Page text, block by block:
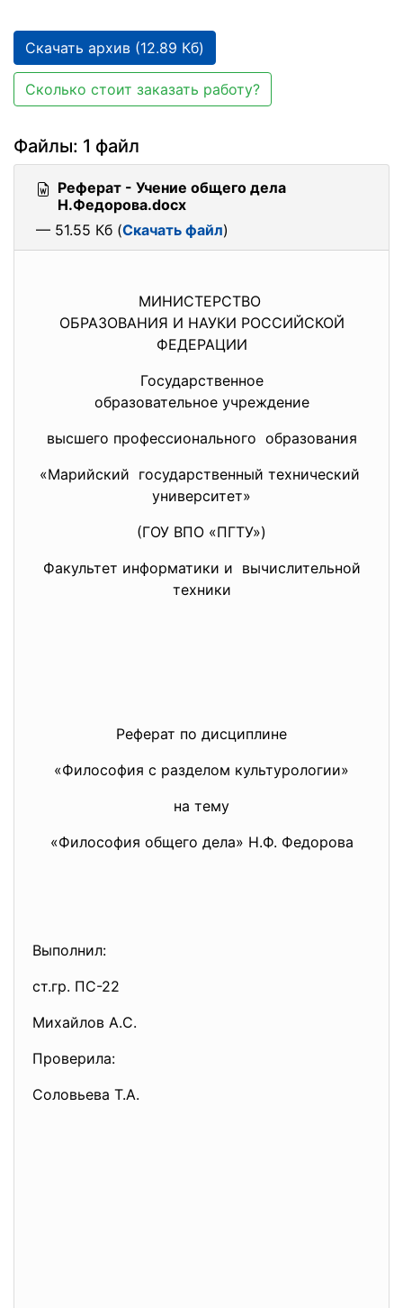
Скачать архив (12.89 Кб)
Сколько стоит заказать работу?
Файлы: 1 файл
Реферат - Учение общего дела
Н.Федорова.docx
— 51.55 Кб (Скачать файл)
МИНИСТЕРСТВО
ОБРАЗОВАНИЯ И НАУКИ РОССИЙСКОЙ
ФЕДЕРАЦИИ
Государственное
образовательное учреждение
высшего профессионального образования
«Марийский государственный технический
университет»
(ГОУ ВПО «ПГТУ»)
Факультет информатики и вычислительной
техники
Реферат по дисциплине
«Философия с разделом культурологии»
на тему
«Философия общего дела» Н.Ф. Федорова
Выполнил:
ст.гр. ПС-22
Михайлов А.С.
Проверила:
Соловьева Т.А.